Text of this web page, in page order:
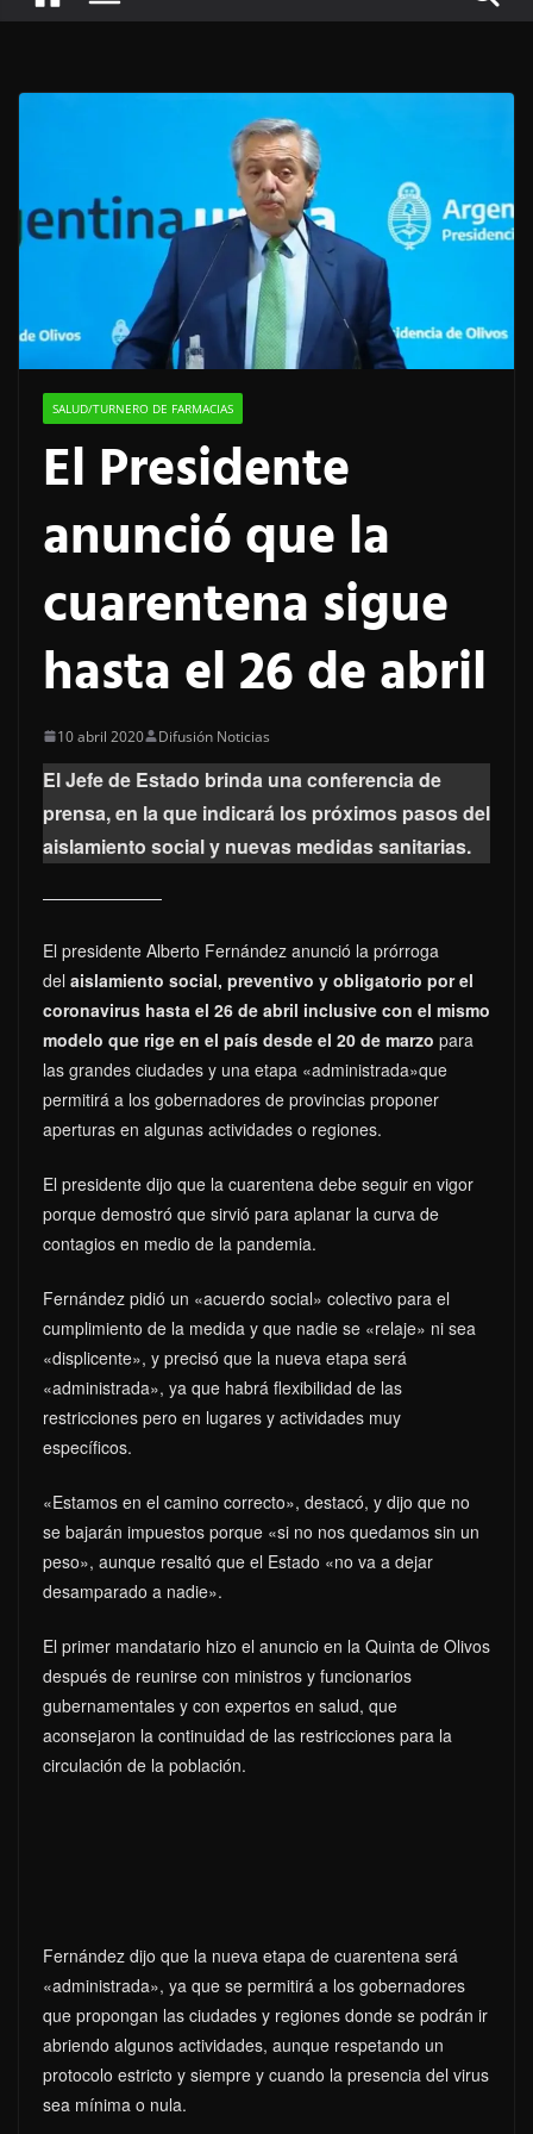
SALUD/TURNERO DE FARMACIAS
El Presidente
anunció que la
cuarentena sigue
hasta el 26 de abril
10 abril 2020 Difusión Noticias
El Jefe de Estado brinda una conferencia de
prensa, en la que indicará los próximos pasos del
aislamiento social y nuevas medidas sanitarias.
El presidente Alberto Fernández anunció la prórroga
del aislamiento social, preventivo y obligatorio por el
coronavirus hasta el 26 de abril inclusive con el mismo
modelo que rige en el país desde el 20 de marzo para
las grandes ciudades y una etapa «administrada»que
permitirá a los gobernadores de provincias proponer
aperturas en algunas actividades o regiones.
El presidente dijo que la cuarentena debe seguir en vigor
porque demostró que sirvió para aplanar la curva de
contagios en medio de la pandemia.
Fernández pidió un «acuerdo social» colectivo para el
cumplimiento de la medida y que nadie se «relaje» ni sea
«displicente», y precisó que la nueva etapa será
«administrada», ya que habrá flexibilidad de las
restricciones pero en lugares y actividades muy
específicos.
«Estamos en el camino correcto», destacó, y dijo que no
se bajarán impuestos porque «si no nos quedamos sin un
peso», aunque resaltó que el Estado «no va a dejar
desamparado a nadie».
El primer mandatario hizo el anuncio en la Quinta de Olivos
después de reunirse con ministros y funcionarios
gubernamentales y con expertos en salud, que
aconsejaron la continuidad de las restricciones para la
circulación de la población.
Fernández dijo que la nueva etapa de cuarentena será
«administrada», ya que se permitirá a los gobernadores
que propongan las ciudades y regiones donde se podrán ir
abriendo algunos actividades, aunque respetando un
protocolo estricto y siempre y cuando la presencia del virus
sea mínima o nula.